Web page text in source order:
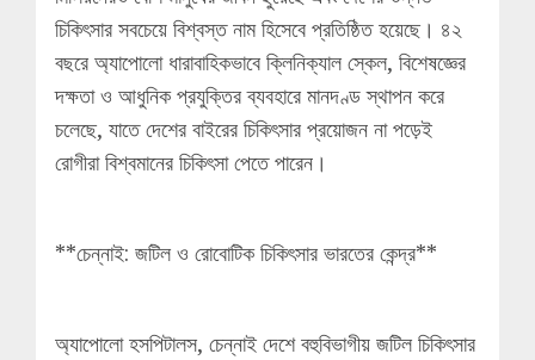
চিকিৎসার সবচেয়ে বিশ্বস্ত নাম হিসেবে প্রতিষ্ঠিত হয়েছে। ৪২
বছরে অ্যাপোলো ধারাবাহিকভাবে ক্লিনিক্যাল স্কেল, বিশেষজ্ঞের
দক্ষতা ও আধুনিক প্রযুক্তির ব্যবহারে মানদণ্ড স্থাপন করে
চলেছে, যাতে দেশের বাইরের চিকিৎসার প্রয়োজন না পড়েই
রোগীরা বিশ্বমানের চিকিৎসা পেতে পারেন।
**চেন্নাই: জটিল ও রোবোটিক চিকিৎসার ভারতের কেন্দ্র**
অ্যাপোলো হসপিটালস, চেন্নাই দেশে বহুবিভাগীয় জটিল চিকিৎসার